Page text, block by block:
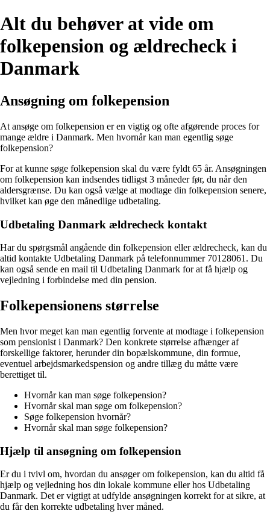
Alt du behøver at vide om
folkepension og ældrecheck i
Danmark
Ansøgning om folkepension
At ansøge om folkepension er en vigtig og ofte afgørende proces for
mange ældre i Danmark. Men hvornår kan man egentlig søge
folkepension?
For at kunne søge folkepension skal du være fyldt 65 år. Ansøgningen
om folkepension kan indsendes tidligst 3 måneder før, du når den
aldersgrænse. Du kan også vælge at modtage din folkepension senere,
hvilket kan øge den månedlige udbetaling.
Udbetaling Danmark ældrecheck kontakt
Har du spørgsmål angående din folkepension eller ældrecheck, kan du
altid kontakte Udbetaling Danmark på telefonnummer 70128061. Du
kan også sende en mail til Udbetaling Danmark for at få hjælp og
vejledning i forbindelse med din pension.
Folkepensionens størrelse
Men hvor meget kan man egentlig forvente at modtage i folkepension
som pensionist i Danmark? Den konkrete størrelse afhænger af
forskellige faktorer, herunder din bopælskommune, din formue,
eventuel arbejdsmarkedspension og andre tillæg du måtte være
berettiget til.
Hvornår kan man søge folkepension?
Hvornår skal man søge om folkepension?
Søge folkepension hvornår?
Hvornår skal man søge folkepension?
Hjælp til ansøgning om folkepension
Er du i tvivl om, hvordan du ansøger om folkepension, kan du altid få
hjælp og vejledning hos din lokale kommune eller hos Udbetaling
Danmark. Det er vigtigt at udfylde ansøgningen korrekt for at sikre, at
du får den korrekte udbetaling hver måned.